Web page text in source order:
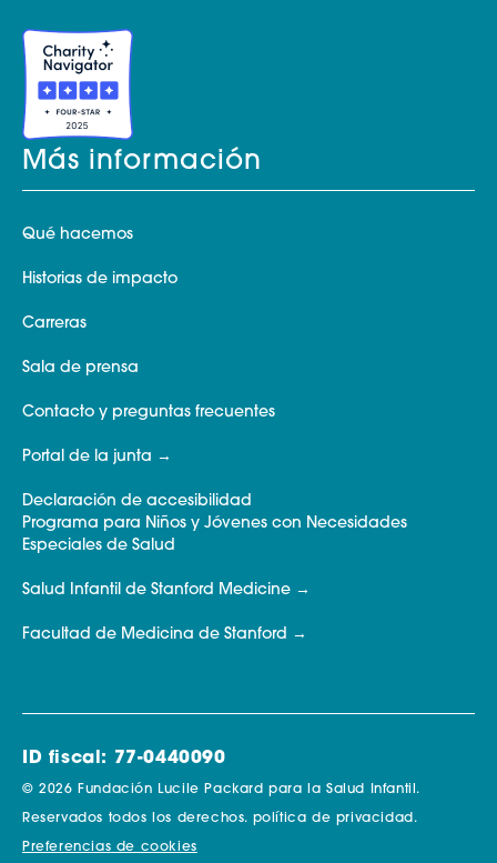
Más información
Qué hacemos
Historias de impacto
Carreras
Sala de prensa
Contacto y preguntas frecuentes
Portal de la junta
Declaración de accesibilidad
Programa para Niños y Jóvenes con Necesidades
Especiales de Salud
Salud Infantil de Stanford Medicine
Facultad de Medicina de Stanford
ID fiscal: 77-0440090
© 2026 Fundación Lucile Packard para la Salud Infantil.
Reservados todos los derechos. política de privacidad.
Preferencias de cookies